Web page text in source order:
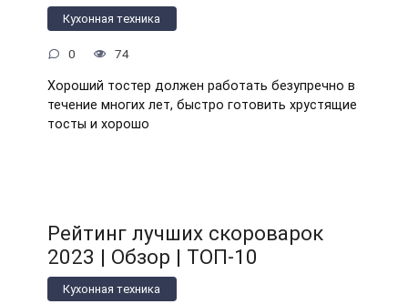
Кухонная техника
0 74
Хороший тостер должен работать безупречно в
течение многих лет, быстро готовить хрустящие
тосты и хорошо
Рейтинг лучших скороварок
2023 | Обзор | ТОП-10
Кухонная техника